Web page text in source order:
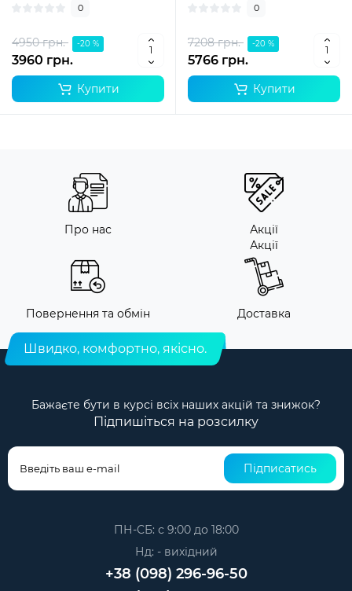
0
4950 грн. -20 %
3960 грн.
Купити
0
7208 грн. -20 %
5766 грн.
Купити
Про нас
Акції
Акції
Повернення та обмін Доставка
Швидко, комфортно, якісно.
Бажаєте бути в курсі всіх наших акцій та знижок?
Підпишіться на розсилку
Підписатись
ПН-СБ: с 9:00 до 18:00
Нд: - вихідний
+38 (098) 296-96-50